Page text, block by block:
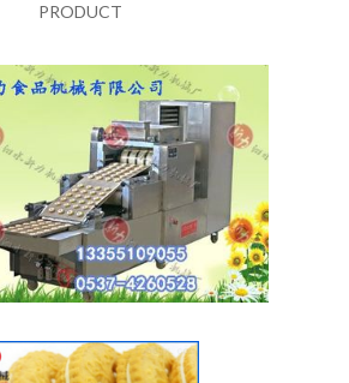
PRODUCT